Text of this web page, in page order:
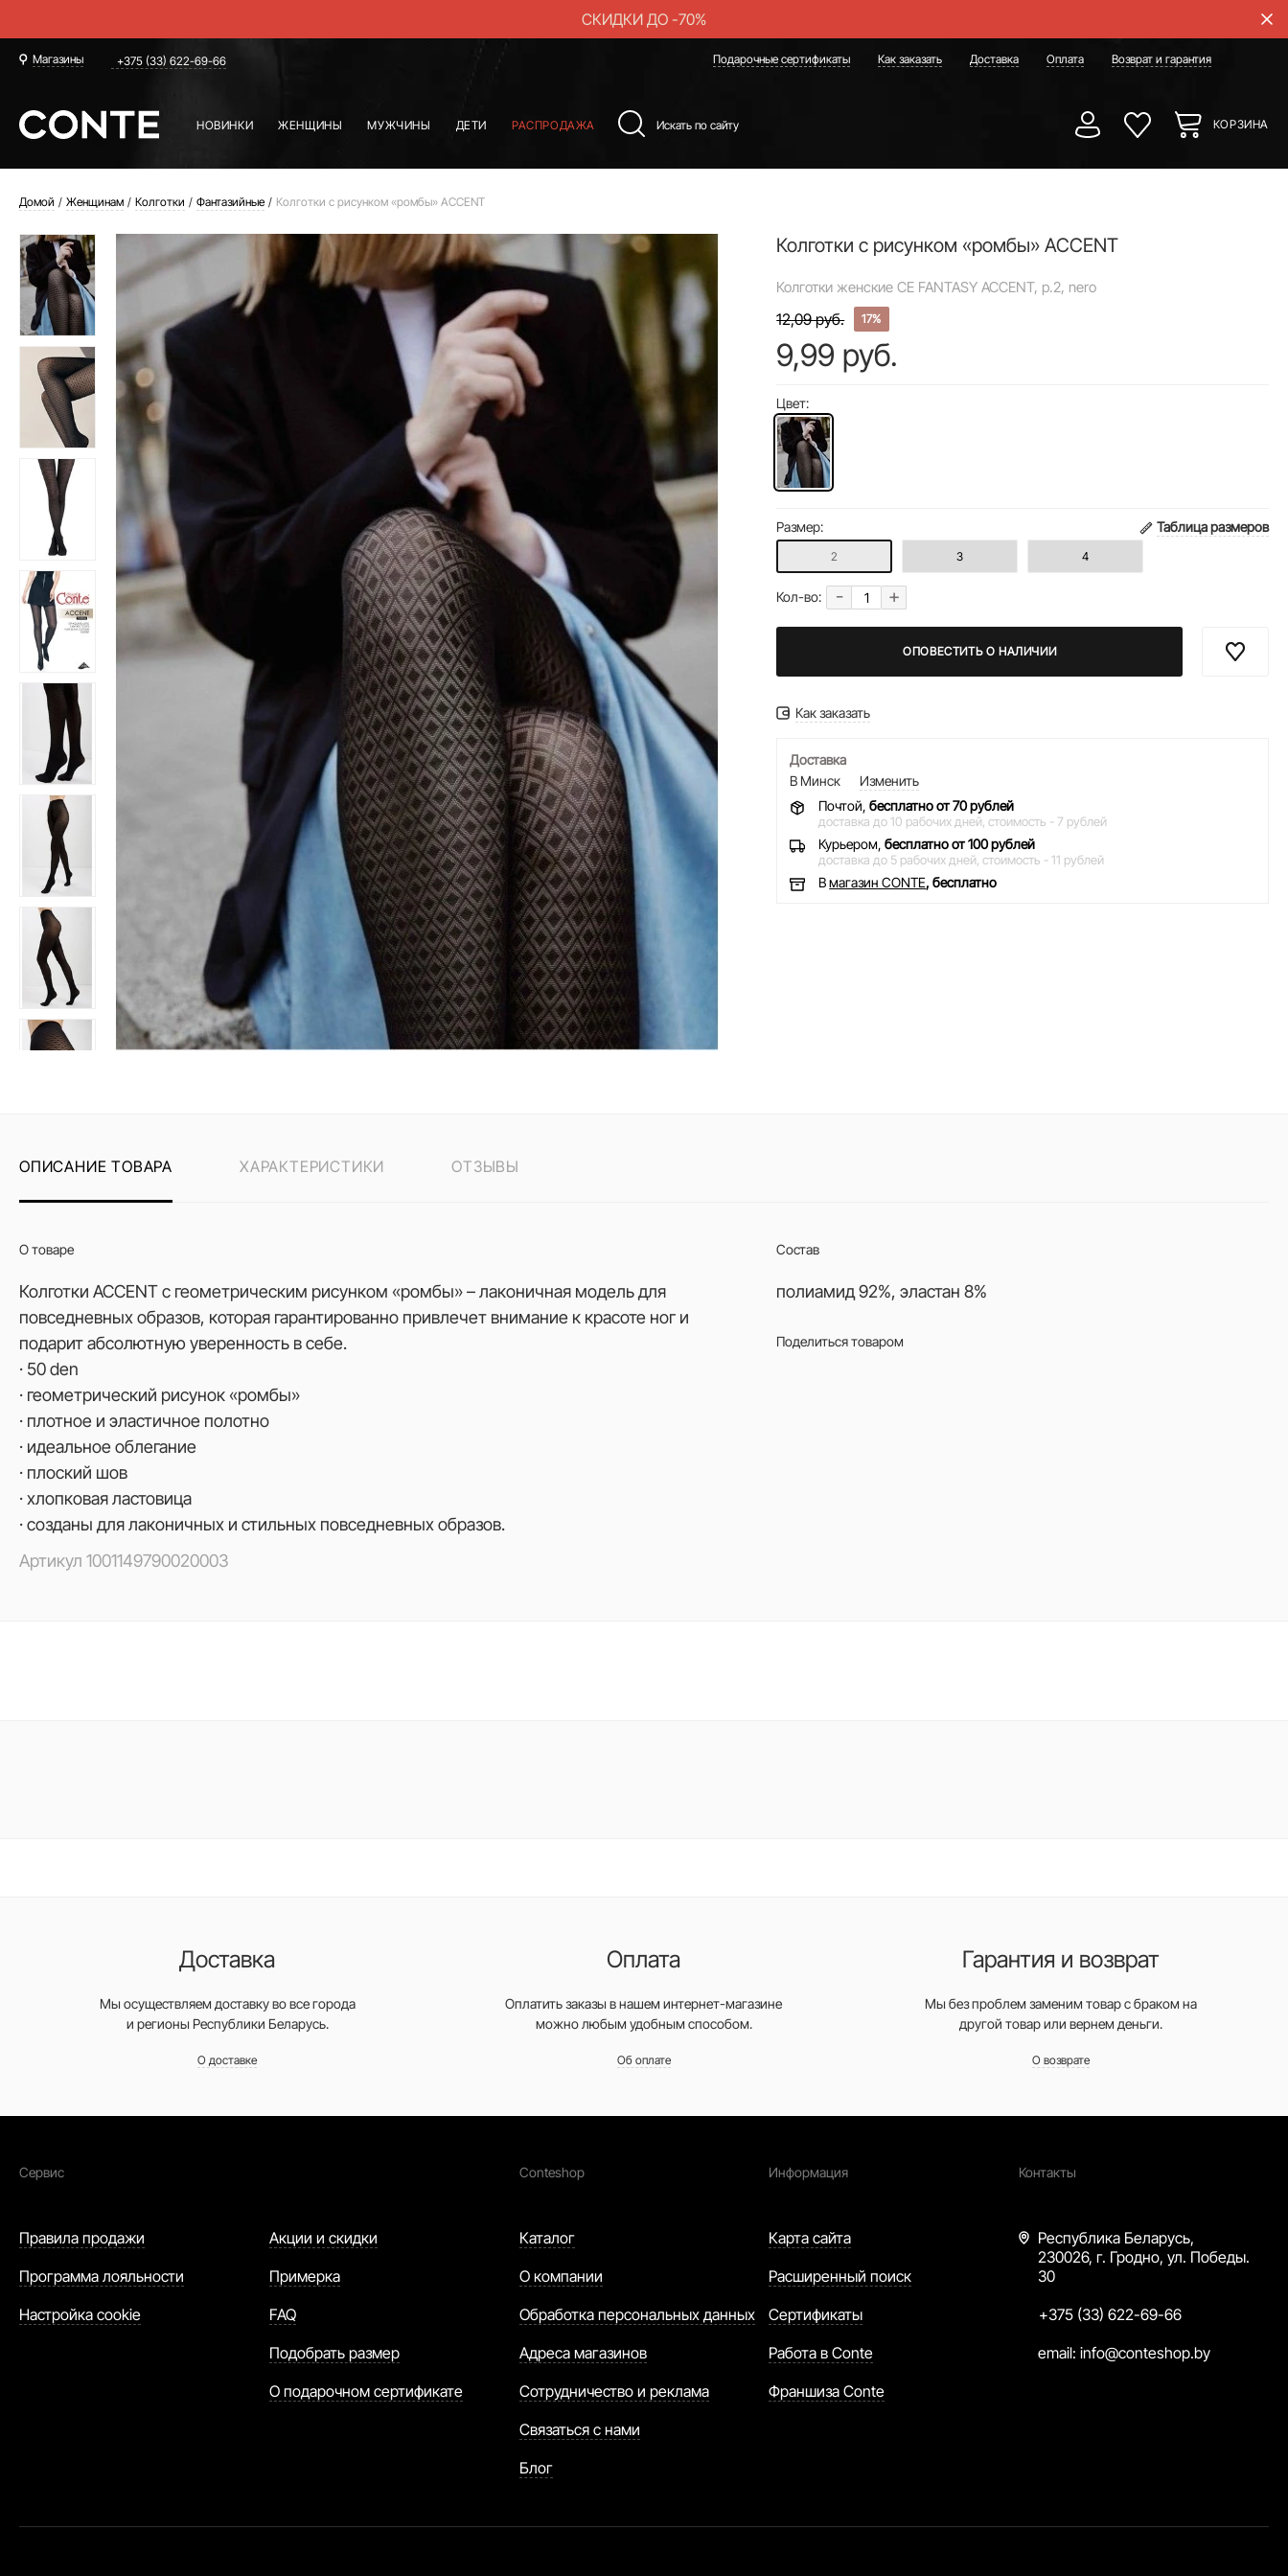
СКИДКИ ДО -70%
Магазины +375 (33) 622-69-66 Подарочные сертификаты Как заказать Доставка Оплата Возврат и гарантия
НОВИНКИ ЖЕНЩИНЫ МУЖЧИНЫ ДЕТИ РАСПРОДАЖА КОРЗИНА
Домой Женщинам Колготки Фантазийные Колготки с рисунком «ромбы» ACCENT
Колготки с рисунком «ромбы» ACCENT
Колготки женские CE FANTASY ACCENT, р.2, nero
12,09 руб. 17%
9,99 руб.
Цвет:
Размер: Таблица размеров
2 3 4
Кол-во: - +
ОПОВЕСТИТЬ О НАЛИЧИИ
Как заказать
Доставка
В Минск
Изменить
Почтой,бесплатно от 70 рублей
доставка до 10 рабочих дней, стоимость - 7 рублей
Курьером,бесплатно от 100 рублей
доставка до 5 рабочих дней, стоимость - 11 рублей
Вмагазин CONTE, бесплатно
ОПИСАНИЕ ТОВАРА ХАРАКТЕРИСТИКИ ОТЗЫВЫ
О товаре
Колготки ACCENT с геометрическим рисунком «ромбы» – лаконичная модель для
повседневных образов, которая гарантированно привлечет внимание к красоте ног и
подарит абсолютную уверенность в себе.
· 50 den
· геометрический рисунок «ромбы»
· плотное и эластичное полотно
· идеальное облегание
· плоский шов
· хлопковая ластовица
· созданы для лаконичных и стильных повседневных образов.
Артикул 1001149790020003
Состав
полиамид 92%, эластан 8%
Поделиться товаром
Доставка
Мы осуществляем доставку во все города
и регионы Республики Беларусь.
О доставке
Оплата
Оплатить заказы в нашем интернет-магазине
можно любым удобным способом.
Об оплате
Гарантия и возврат
Мы без проблем заменим товар с браком на
другой товар или вернем деньги.
О возврате
Сервис
Правила продажи
Программа лояльности
Настройка cookie
Акции и скидки
Примерка
FAQ
Подобрать размер
О подарочном сертификате
Conteshop
Каталог
О компании
Обработка персональных данных
Адреса магазинов
Сотрудничество и реклама
Связаться с нами
Блог
Информация
Карта сайта
Расширенный поиск
Сертификаты
Работа в Conte
Франшиза Conte
Контакты
Республика Беларусь,
230026, г. Гродно, ул. Победы.
30
+375 (33) 622-69-66
email:info@conteshop.by